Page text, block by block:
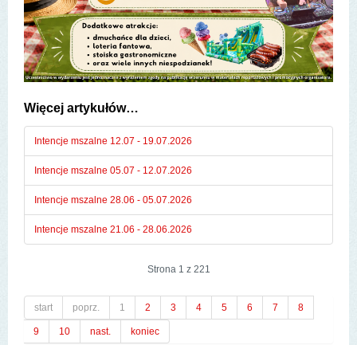
Więcej artykułów…
Intencje mszalne 12.07 - 19.07.2026
Intencje mszalne 05.07 - 12.07.2026
Intencje mszalne 28.06 - 05.07.2026
Intencje mszalne 21.06 - 28.06.2026
Strona 1 z 221
start poprz. 1 2 3 4 5 6 7 8
9 10 nast. koniec